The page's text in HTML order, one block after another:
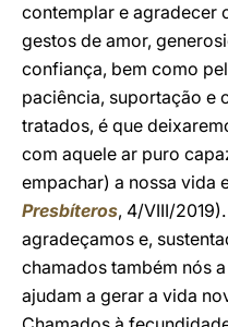
contemplar e agradecer
gestos de amor,
confiança, bem como
paciência, suportação e
tratados, é que
com aquele ar puro
empachar) a nossa vida
Presbíteros, 4/VIII/
agradeçamos e,
chamados também nós
ajudam a gerar a vida